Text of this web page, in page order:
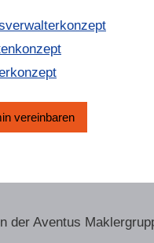
ver­ein­baren
der Aventus